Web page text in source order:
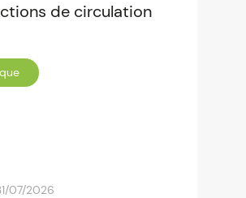
de circulation
07/2026